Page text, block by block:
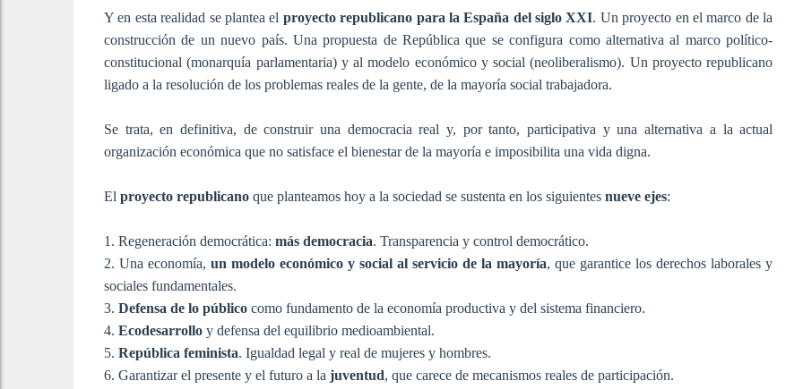
Y en esta realidad se plantea el proyecto republicano para la España del siglo XXI. Un proyecto en el marco de la
construcción de un nuevo país. Una propuesta de República que se configura como alternativa al marco político-
constitucional (monarquía parlamentaria) y al modelo económico y social (neoliberalismo). Un proyecto republicano
ligado a la resolución de los problemas reales de la gente, de la mayoría social trabajadora.
Se trata, en definitiva, de construir una democracia real y, por tanto, participativa y una alternativa a la actual
organización económica que no satisface el bienestar de la mayoría e imposibilita una vida digna.
El proyecto republicano que planteamos hoy a la sociedad se sustenta en los siguientes nueve ejes:
1. Regeneración democrática: más democracia. Transparencia y control democrático.
2. Una economía,un modelo económico y social al servicio de la mayoría, que garantice los derechos laborales y
sociales fundamentales.
3. Defensa de lo público como fundamento de la economía productiva y del sistema financiero.
4. Ecodesarrollo y defensa del equilibrio medioambiental.
5. República feminista. Igualdad legal y real de mujeres y hombres.
6. Garantizar el presente y el futuro a la juventud, que carece de mecanismos reales de participación.